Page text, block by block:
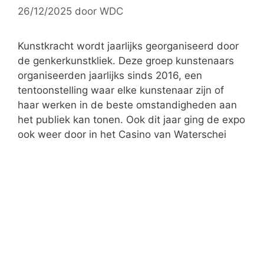
i
ë
n
26/12/2025 door WDC
Kunstkracht wordt jaarlijks georganiseerd door
de genkerkunstkliek. Deze groep kunstenaars
organiseerden jaarlijks sinds 2016, een
tentoonstelling waar elke kunstenaar zijn of
haar werken in de beste omstandigheden aan
het publiek kan tonen. Ook dit jaar ging de expo
ook weer door in het Casino van Waterschei